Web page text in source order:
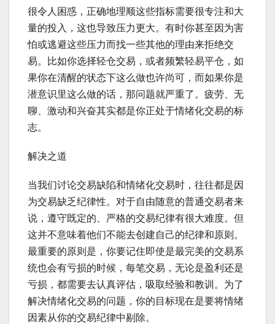
很令人困惑，正确地理顺这些指标需要很专注和大
量的投入，这也导致压力更大。有时你甚至因为害
怕或逃避这些压力而找一些其他的理由来拒绝交
易。比如你选择轻仓交易，或者频繁轻易平仓，如
果你在清醒的状态下这么做也许尚可，而如果你是
潜意识里这么做的话，那问题就严重了。疲劳、无
聊、激动和兴奋其实都是你正处于情绪化交易的标
志。
解决之道
当我们讨论交易缺陷和情绪化交易时，往往都是因
为交易缺乏纪律性。对于自由随意的普通交易者来
说，遵守既定的、严格的交易纪律有很大难度。但
这并不意味着他们不能去创建自己的纪律和原则。
最重要的原则是，你要记住即使是最完美的交易系
统也会有亏损的时候，每笔交易，无论是盈利还是
亏损，都需要去认真评估，吸取经验和教训。为了
解决情绪化交易的问题，你的目标现在是要将情绪
因素从你的交易纪律中剔除。